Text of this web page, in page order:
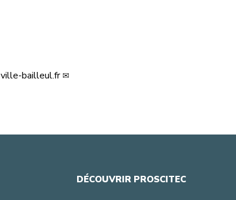
ville-bailleul.fr
DÉCOUVRIR PROSCITEC